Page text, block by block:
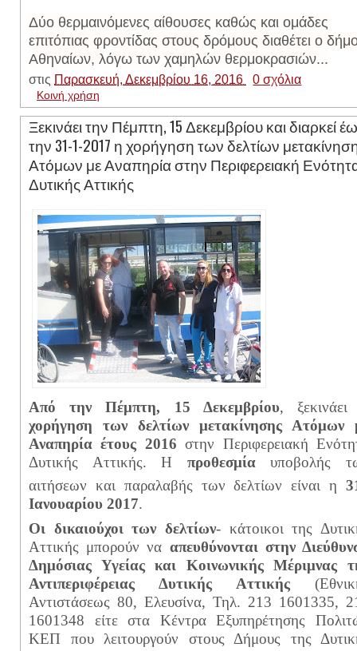
Δύο θερμαινόμενες αίθουσες καθώς και ομάδες
επιτόπιας φροντίδας στους δρόμους διαθέτει ο
Αθηναίων, λόγω των χαμηλών θερμοκρασιών...
στις Παρασκευή, Δεκεμβρίου 16, 2016 0 σχόλια
Κοινή χρήση
Ξεκινάει την Πέμπτη, 15 Δεκεμβρίου και διαρκεί
την 31-1-2017 η χορήγηση των δελτίων
Ατόμων με Αναπηρία στην Περιφερειακή
Δυτικής Αττικής
Από την Πέμπτη, 15 Δεκεμβρίου,
χορήγηση των δελτίων μετακίνησης Ατόμων
Αναπηρία έτους 2016 στην Περιφερειακή
Δυτικής Αττικής. Η προθεσμίαυποβολής
αιτήσεων και παραλαβής των δελτίων είναι η
Ιανουαρίου 2017.
Οι δικαιούχοι των δελτίων- κάτοικοι της
Αττικής μπορούν να απευθύνονται στην
Δημόσιας Υγείας και Κοινωνικής Μέριμνας
Αντιπεριφέρειας Δυτικής Αττικής
Αντιστάσεως 80, Ελευσίνα, Τηλ. 213 1601335,
1601348 είτε στα Κέντρα Εξυπηρέτησης
ΚΕΠ που λειτουργούν στους Δήμους της